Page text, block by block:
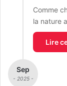
Comme
la nature
Lire
Sep
- 2025 -